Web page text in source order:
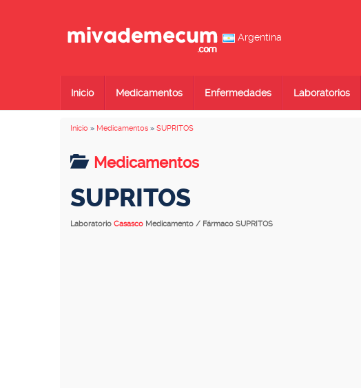
Argentina
Inicio Medicamentos Enfermedades Laboratorios
Inicio » Medicamentos » SUPRITOS
Medicamentos
SUPRITOS
Laboratorio Casasco Medicamento / Fármaco SUPRITOS